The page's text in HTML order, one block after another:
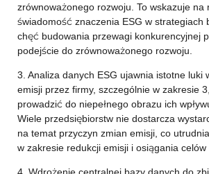
zrównoważonego rozwoju. To wskazuje na
świadomość znaczenia ESG w strategiach
chęć budowania przewagi konkurencyjnej
podejście do zrównoważonego rozwoju.
3. Analiza danych ESG ujawnia istotne luki
emisji przez firmy, szczególnie w zakresie
prowadzić do niepełnego obrazu ich
Wiele przedsiębiorstw nie dostarcza
na temat przyczyn zmian emisji, co
w zakresie redukcji emisji i osiągania